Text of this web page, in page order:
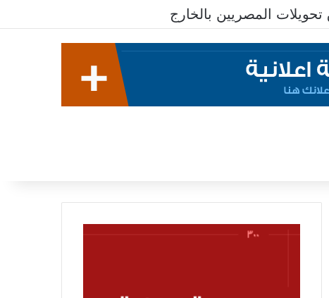
المصريين بالخارج